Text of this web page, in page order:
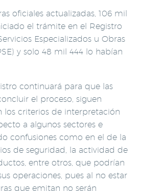
oficiales actualizadas, 106 mil
el trámite en el Registro
Especializados u Obras
y solo 48 mil 444 lo habían
continuará para que las
el proceso, siguen
los criterios de interpretación
a algunos sectores e
confusiones como en el de la
de seguridad, la actividad de
entre otros, que podrían
operaciones, pues al no estar
que emitan no serán